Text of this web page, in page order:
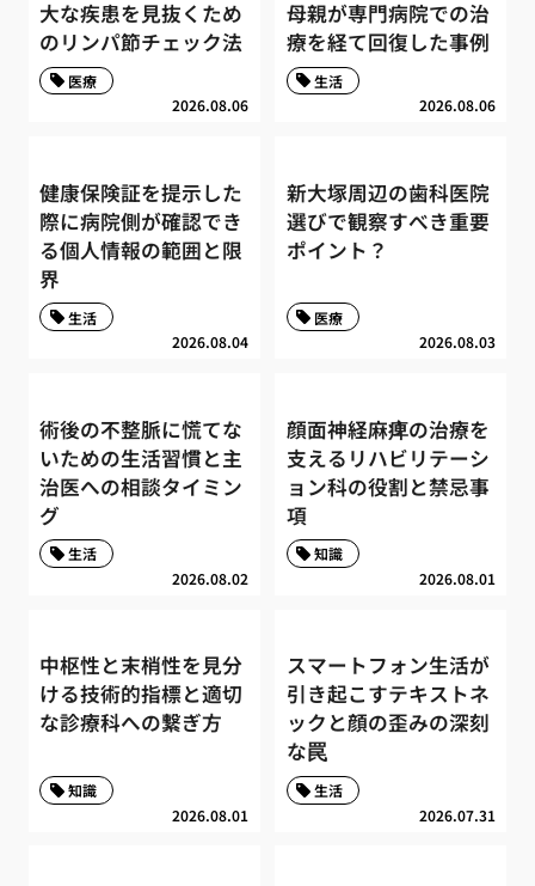
大な疾患を見抜くため
のリンパ節チェック法
2026.08.06
医療
母親が専門病院での治
療を経て回復した事例
2026.08.06
生活
健康保険証を提示した
際に病院側が確認でき
る個人情報の範囲と限
界
2026.08.04
生活
新大塚周辺の歯科医院
選びで観察すべき重要
ポイント？
2026.08.03
医療
術後の不整脈に慌てな
いための生活習慣と主
治医への相談タイミン
グ
2026.08.02
生活
顔面神経麻痺の治療を
支えるリハビリテーシ
ョン科の役割と禁忌事
項
2026.08.01
知識
中枢性と末梢性を見分
ける技術的指標と適切
な診療科への繋ぎ方
2026.08.01
知識
スマートフォン生活が
引き起こすテキストネ
ックと顔の歪みの深刻
な罠
2026.07.31
生活